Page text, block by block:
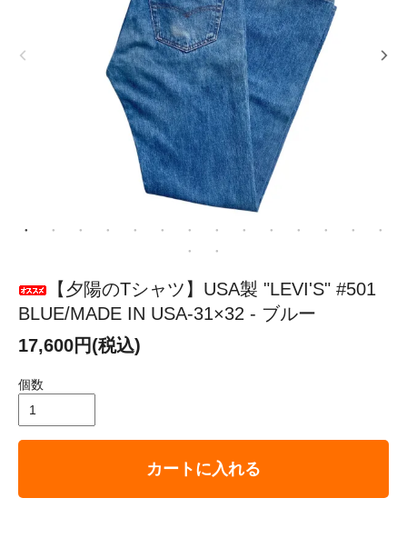
【夕陽のTシャツ】USA製 "LEVI'S" #501
BLUE/MADE IN USA-31×32 - ブルー
17,600円(税込)
個数
カートに入れる